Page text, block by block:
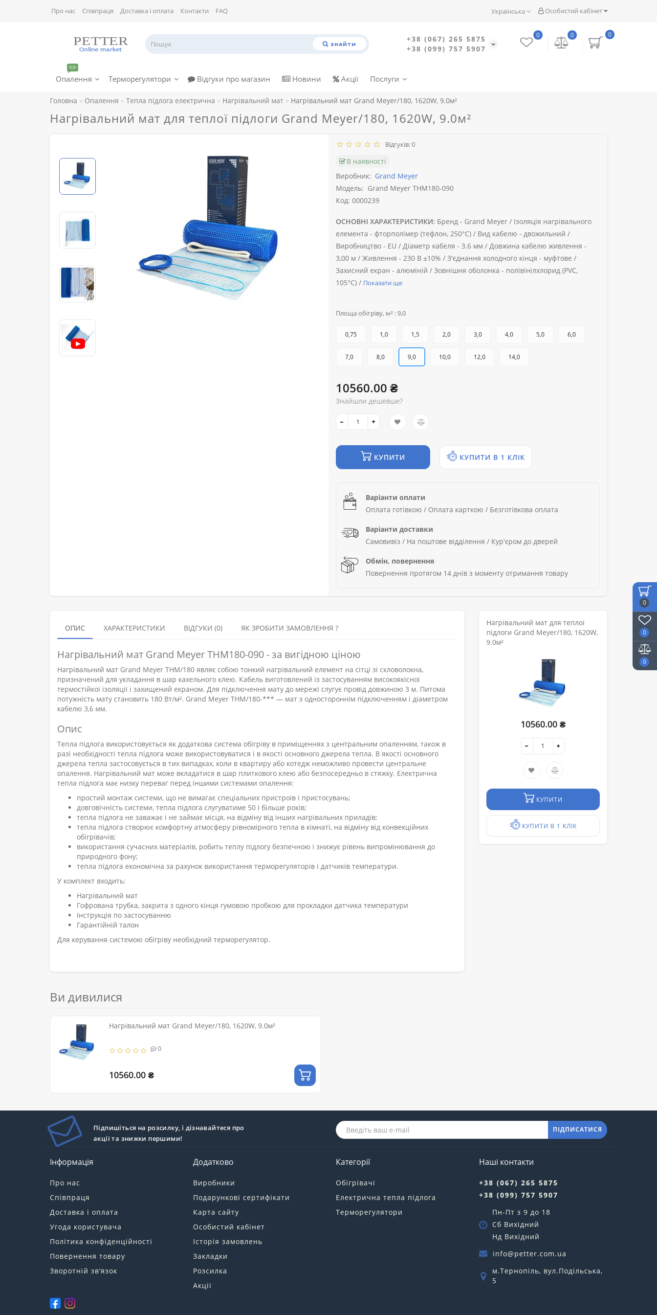
0
0
0
Особистий кабінет
Українська
Про нас Співпраця Доставка і оплата Контакти FAQ
знайти
+38 (067) 265 5875
+38 (099) 757 5907
0
0
0
Опалення
TOP
Терморегулятори Відгуки про магазин Новини Акції Послуги
Головна Опалення Тепла підлога електрична Нагрівальний мат Нагрівальний мат Grand Meyer/180, 1620W, 9.0м²
Нагрівальний мат для теплої підлоги Grand Meyer/180, 1620W, 9.0м²
Відгуків: 0
В наявності
Виробник: Grand Meyer
Модель: Grand Meyer THM180-090
Код: 0000239
ОСНОВНІ ХАРАКТЕРИСТИКИ: Бренд - Grand Meyer / Ізоляція нагрівального
елемента - фторполімер (тефлон, 250°C) / Вид кабелю - двожильний /
Виробництво - EU / Діаметр кабеля - 3.6 мм / Довжина кабелю живлення -
3,00 м / Живлення - 230 В ±10% / З'єднання холодного кінця - муфтове /
Захисний екран - алюміній / Зовнішня оболонка - полівінілхлорид (PVC,
105°C) / Показати ще
Площа обігріву, м² : 9,0
0,75 1,0 1,5 2,0 3,0 4,0 5,0 6,0
7,0 8,0 9,0 10,0 12,0 14,0
10560.00 ₴
Знайшли дешевше?
КУПИТИ КУПИТИ В 1 КЛІК
Варіанти оплати
Оплата готівкою / Оплата карткою / Безготівкова оплата
Варіанти доставки
Самовивіз / На поштове відділення / Кур'єром до дверей
Обмін, повернення
Повернення протягом 14 днів з моменту отримання товару
ОПИС ХАРАКТЕРИСТИКИ ВІДГУКИ (0) ЯК ЗРОБИТИ ЗАМОВЛЕННЯ ?
Нагрівальний мат Grand Meyer THM180-090 - за вигідною ціною
Нагрівальний мат Grand Meyer THM/180 являє собою тонкий нагрівальний елемент на сітці зі скловолокна,
призначений для укладання в шар кахельного клею. Кабель виготовлений із застосуванням високоякісної
термостійкої ізоляції і захищений екраном. Для підключення мату до мережі слугує провід довжиною 3 м. Питома
потужність мату становить 180 Вт/м². Grand Meyer THM/180-*** — мат з одностороннім підключенням і діаметром
кабелю 3,6 мм.
Опис
Тепла підлога використовується як додаткова система обігріву в приміщеннях з центральним опаленням, також в
разі необхідності тепла підлога може використовуватися і в якості основного джерела тепла. В якості основного
джерела тепла застосовується в тих випадках, коли в квартиру або котедж неможливо провести центральне
опалення. Нагрівальний мат може вкладатися в шар плиткового клею або безпосередньо в стяжку. Електрична
тепла підлога має низку переваг перед іншими системами опалення:
простий монтаж системи, що не вимагає спеціальних пристроїв і пристосувань;
довговічність системи, тепла підлога слугуватиме 50 і більше років;
тепла підлога не заважає і не займає місця, на відміну від інших нагрівальних приладів;
тепла підлога створює комфортну атмосферу рівномірного тепла в кімнаті, на відміну від конвекційних
обігрівачів;
використання сучасних матеріалів, робить теплу підлогу безпечною і знижує рівень випромінювання до
природного фону;
тепла підлога економічна за рахунок використання терморегуляторів і датчиків температури.
У комплект входить:
Нагрівальний мат
Гофрована трубка, закрита з одного кінця гумовою пробкою для прокладки датчика температури
Інструкція по застосуванню
Гарантійній талон
Для керування системою обігріву необхідний терморегулятор.
Нагрівальний мат для теплої
підлоги Grand Meyer/180, 1620W,
9.0м²
10560.00 ₴
КУПИТИ
КУПИТИ В 1 КЛІК
Ви дивилися
Нагрівальний мат Grand Meyer/180, 1620W, 9.0м²
0
10560.00 ₴
Підпишіться на розсилку, і дізнавайтеся про
акції та знижки першими!
ПІДПИСАТИСЯ
Інформація
Про нас
Співпраця
Доставка і оплата
Угода користувача
Політика конфіденційності
Повернення товару
Зворотній зв’язок
Додатково
Виробники
Подарункові сертифікати
Карта сайту
Особистий кабінет
Історія замовлень
Закладки
Розсилка
Акції
Категорії
Обігрівачі
Електрична тепла підлога
Терморегулятори
Наші контакти
+38 (067) 265 5875
+38 (099) 757 5907
Пн-Пт з 9 до 18
Сб Вихідний
Нд Вихідний
info@petter.com.ua
м.Тернопіль, вул.Подільська,
5